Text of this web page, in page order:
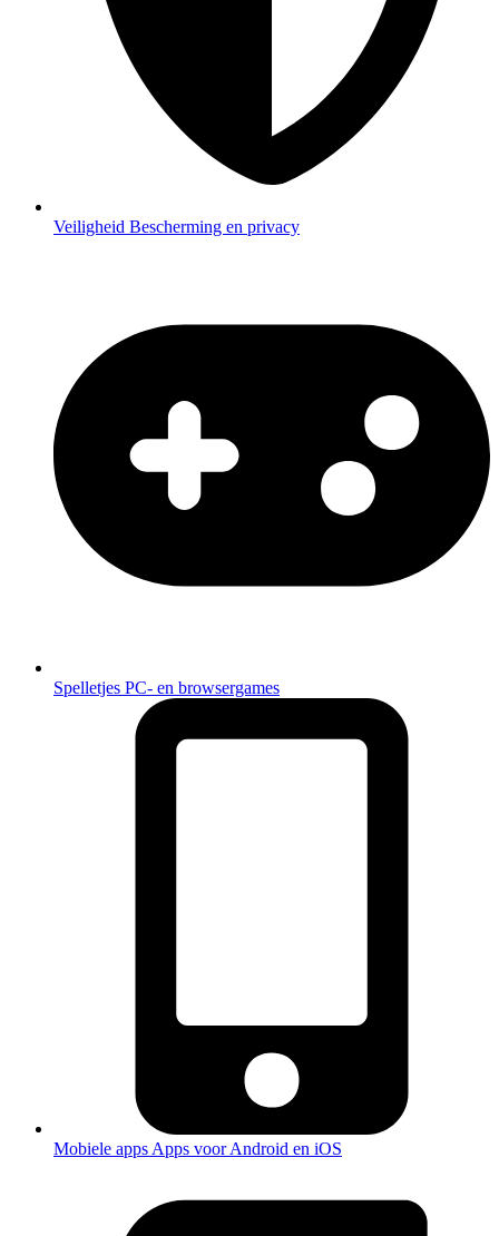
Veiligheid Bescherming en privacy
Spelletjes PC- en browsergames
Mobiele apps Apps voor Android en iOS